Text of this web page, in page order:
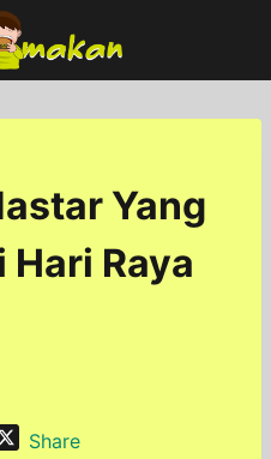
Yang
Hari Raya
XShare